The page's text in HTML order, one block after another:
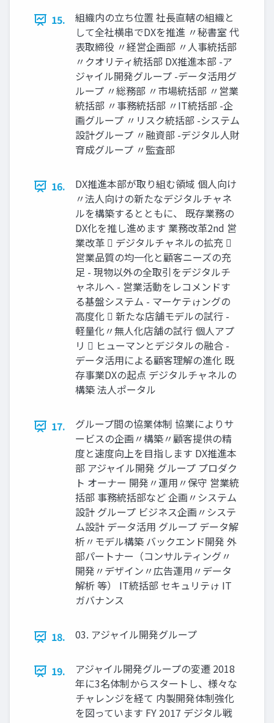
15.
組織内の立ち位置 社長直轄の組織と
して全社横串でDXを推進 〃秘書室 代
表取締役 〃経営企画部 〃人事統括部
〃クオリティ統括部 DX推進本部 -ア
ジャイル開発グループ -データ活用グ
ループ 〃総務部 〃市場統括部 〃営業
統括部 〃事務統括部 〃IT統括部 -企
画グループ 〃リスク統括部 -システム
設計グループ 〃融資部 -デジタル人財
育成グループ 〃監査部
16.
DX推進本部が取り組む領域 個人向け
〃法人向けの新たなデジタルチャネ
ルを構築するとともに、 既存業務の
DX化を推し進めます 業務改革2nd 営
業改革  デジタルチャネルの拡充 
営業品質の均一化と顧客ニーズの充
足 - 現物以外の全取引をデジタルチ
ャネルへ - 営業活動をレコメンドす
る基盤システム - マーケテゖングの
高度化  新たな店舗モデルの試行 -
軽量化〃無人化店舗の試行 個人アプ
リ  ヒューマンとデジタルの融合 -
データ活用による顧客理解の進化 既
存事業DXの起点 デジタルチャネルの
構築 法人ポータル
17.
グループ間の協業体制 協業によりサ
ービスの企画〃構築〃顧客提供の精
度と速度向上を目指します DX推進本
部 アジャイル開発 グループ プロダク
ト オーナー 開発〃運用〃保守 営業統
括部 事務統括部など 企画〃システム
設計 グループ ビジネス企画〃システ
ム設計 データ活用 グループ データ解
析〃モデル構築 バックエンド開発 外
部パートナー（コンサルティング〃
開発〃デザイン〃広告運用〃データ
解析 等） IT統括部 セキュリテゖ IT
ガバナンス
18. 03. アジャイル開発グループ
19.
アジャイル開発グループの変遷 2018
年に3名体制からスタートし、様々な
チャレンジを経て 内製開発体制強化
を図っています FY 2017 デジタル戦